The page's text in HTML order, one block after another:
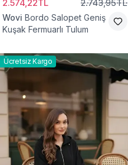
2.574,22TL 2.743,95TL
Wovi Bordo Salopet Geniş
Kuşak Fermuarlı Tulum
Ücretsiz Kargo